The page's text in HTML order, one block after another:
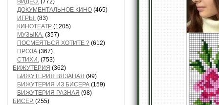
ВИДЕО. (772)
ДОКУМЕНТАЛЬНОЕ КИНО (465)
ИГРЫ. (83)
КИНОТЕАТР (1205)
МУЗЫКА. (357)
ПОСМЕЯТЬСЯ ХОТИТЕ ? (612)
ПРОЗА (367)
СТИХИ. (753)
БИЖУТЕРИЯ (362)
БИЖУТЕРИЯ ВЯЗАНАЯ (99)
БИЖУТЕРИЯ ИЗ БИСЕРА (159)
БИЖУТЕРИЯ РАЗНАЯ (98)
БИСЕР. (255)